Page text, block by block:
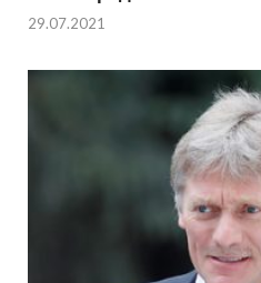
29.07.2021